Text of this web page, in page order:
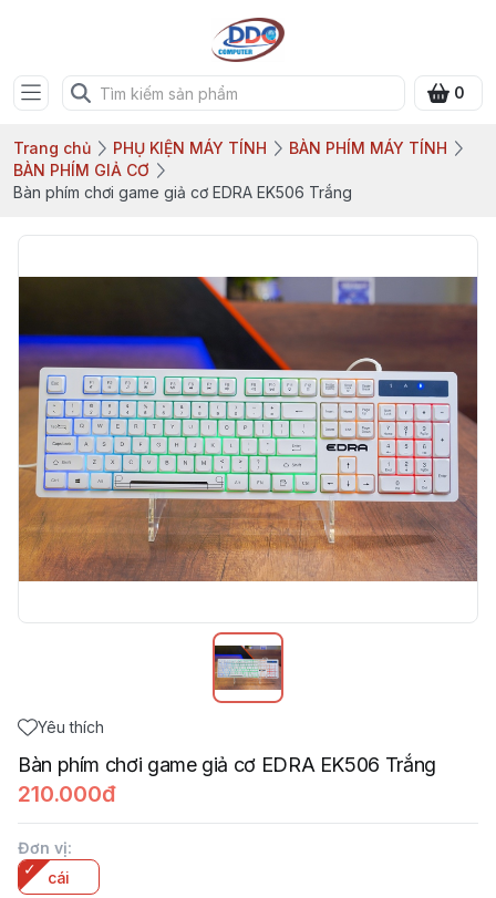
0
Trang chủ PHỤ KIỆN MÁY TÍNH
BÀN PHÍM MÁY TÍNH
BÀN PHÍM GIẢ CƠ
Bàn phím chơi game giả cơ EDRA EK506 Trắng
Yêu thích
Bàn phím chơi game giả cơ EDRA EK506 Trắng
210.000đ
Đơn vị:
cái